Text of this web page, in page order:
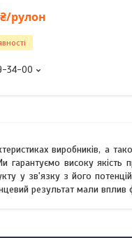
₴/рулон
34-00
виробників, а
високу
у зв'язку з його
результат мали